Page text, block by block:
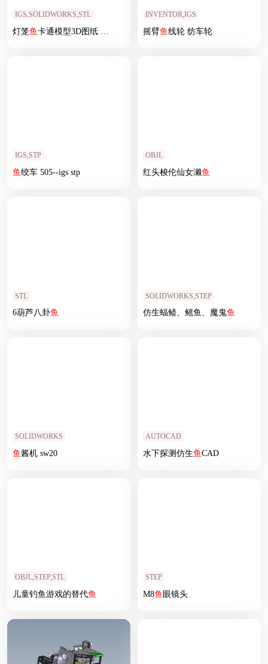
IGS,SOLIDWORKS,STL
灯笼鱼卡通模型3D图纸 Solidworks 设计附IGS
INVENTOR,IGS
摇臂鱼线轮 纺车轮
IGS,STP
鱼绞车 505--igs stp
OBJL
红头梭伦仙女濑鱼
STL
6葫芦八卦鱼
SOLIDWORKS,STEP
仿生蝠鲼、鳐鱼、魔鬼鱼
SOLIDWORKS
鱼酱机 sw20
AUTOCAD
水下探测仿生鱼CAD
OBJL,STEP,STL
儿童钓鱼游戏的替代鱼
STEP
M8鱼眼镜头